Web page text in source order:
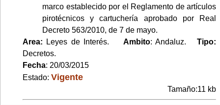
marco establecido por el Reglamento de artículos
pirotécnicos y cartuchería aprobado por Real
Decreto 563/2010, de 7 de mayo.
Area: Leyes de Interés. Ambito: Andaluz.Tipo:
Decretos.
Fecha: 20/03/2015
Estado: Vigente
Tamaño:11 kb